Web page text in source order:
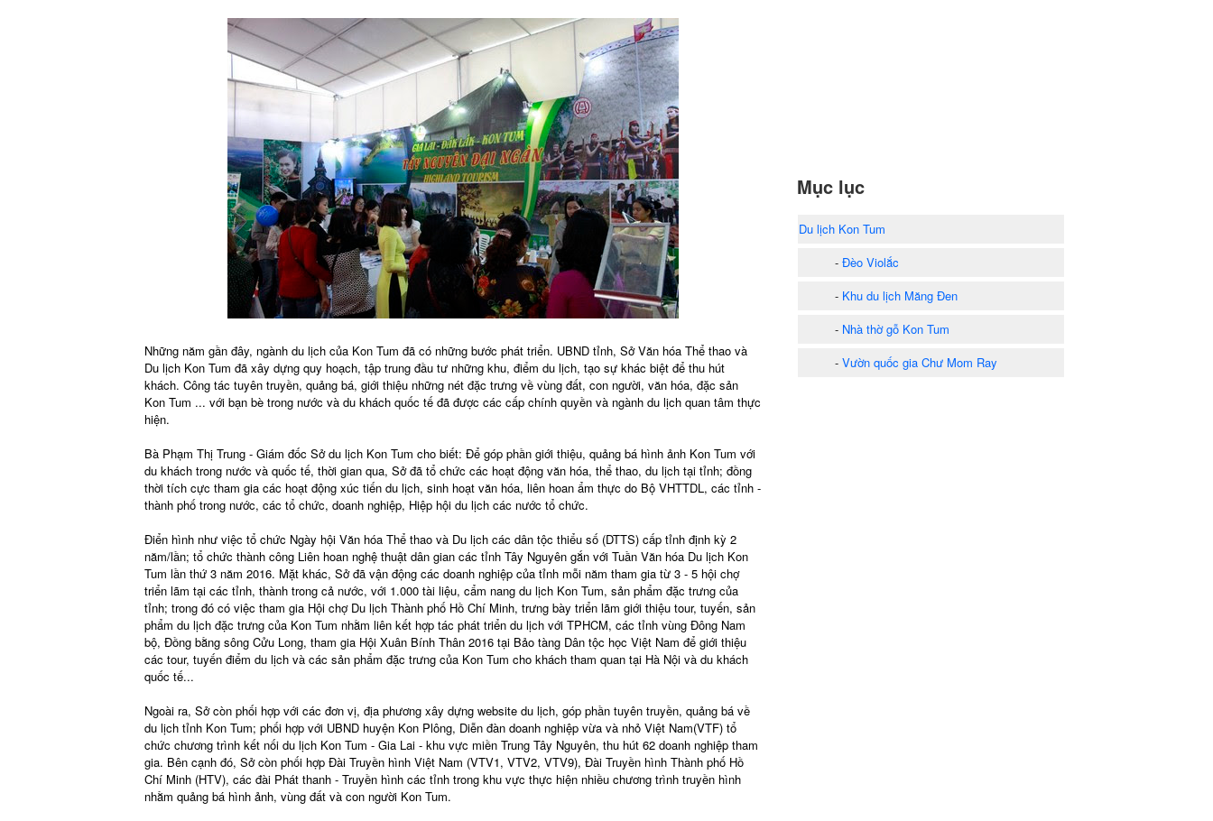
Những năm gần đây, ngành du lịch của Kon Tum đã có những bước phát triển. UBND tỉnh, Sở Văn hóa Thể thao và
Du lịch Kon Tum đã xây dựng quy hoạch, tập trung đầu tư những khu, điểm du lịch, tạo sự khác biệt để thu hút
khách. Công tác tuyên truyền, quảng bá, giới thiệu những nét đặc trưng về vùng đất, con người, văn hóa, đặc sản
Kon Tum ... với bạn bè trong nước và du khách quốc tế đã được các cấp chính quyền và ngành du lịch quan tâm thực
hiện.
Bà Phạm Thị Trung - Giám đốc Sở du lịch Kon Tum cho biết: Để góp phần giới thiệu, quảng bá hình ảnh Kon Tum với
du khách trong nước và quốc tế, thời gian qua, Sở đã tổ chức các hoạt động văn hóa, thể thao, du lịch tại tỉnh; đồng
thời tích cực tham gia các hoạt động xúc tiến du lịch, sinh hoạt văn hóa, liên hoan ẩm thực do Bộ VHTTDL, các tỉnh -
thành phố trong nước, các tổ chức, doanh nghiệp, Hiệp hội du lịch các nước tổ chức.
Điển hình như việc tổ chức Ngày hội Văn hóa Thể thao và Du lịch các dân tộc thiểu số (DTTS) cấp tỉnh định kỳ 2
năm/lần; tổ chức thành công Liên hoan nghệ thuật dân gian các tỉnh Tây Nguyên gắn với Tuần Văn hóa Du lịch Kon
Tum lần thứ 3 năm 2016. Mặt khác, Sở đã vận động các doanh nghiệp của tỉnh mỗi năm tham gia từ 3 - 5 hội chợ
triển lãm tại các tỉnh, thành trong cả nước, với 1.000 tài liệu, cẩm nang du lịch Kon Tum, sản phẩm đặc trưng của
tỉnh; trong đó có việc tham gia Hội chợ Du lịch Thành phố Hồ Chí Minh, trưng bày triển lãm giới thiệu tour, tuyến, sản
phẩm du lịch đặc trưng của Kon Tum nhằm liên kết hợp tác phát triển du lịch với TPHCM, các tỉnh vùng Đông Nam
bộ, Đồng bằng sông Cửu Long, tham gia Hội Xuân Bính Thân 2016 tại Bảo tàng Dân tộc học Việt Nam để giới thiệu
các tour, tuyến điểm du lịch và các sản phẩm đặc trưng của Kon Tum cho khách tham quan tại Hà Nội và du khách
quốc tế...
Ngoài ra, Sở còn phối hợp với các đơn vị, địa phương xây dựng website du lịch, góp phần tuyên truyền, quảng bá về
du lịch tỉnh Kon Tum; phối hợp với UBND huyện Kon Plông, Diễn đàn doanh nghiệp vừa và nhỏ Việt Nam(VTF) tổ
chức chương trình kết nối du lịch Kon Tum - Gia Lai - khu vực miền Trung Tây Nguyên, thu hút 62 doanh nghiệp tham
gia. Bên cạnh đó, Sở còn phối hợp Đài Truyền hình Việt Nam (VTV1, VTV2, VTV9), Đài Truyền hình Thành phố Hồ
Chí Minh (HTV), các đài Phát thanh - Truyền hình các tỉnh trong khu vực thực hiện nhiều chương trình truyền hình
nhằm quảng bá hình ảnh, vùng đất và con người Kon Tum.
Mục lục
Du lịch Kon Tum
- Đèo Violắc
- Khu du lịch Măng Đen
- Nhà thờ gỗ Kon Tum
- Vườn quốc gia Chư Mom Ray